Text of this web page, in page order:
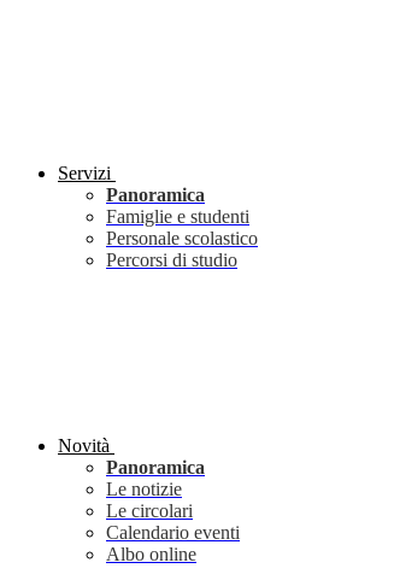
Servizi
Panoramica
Famiglie e studenti
Personale scolastico
Percorsi di studio
Novità
Panoramica
Le notizie
Le circolari
Calendario eventi
Albo online